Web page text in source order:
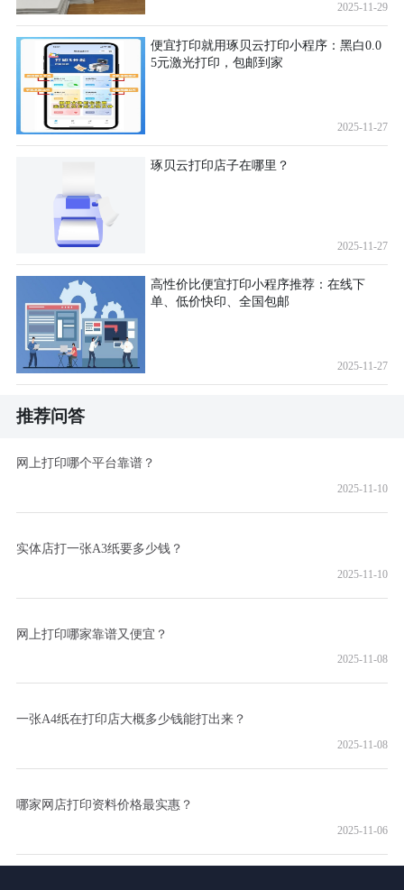
2025-11-29
便宜打印就用琢贝云打印小程序：黑白0.0
5元激光打印，包邮到家
2025-11-27
琢贝云打印店子在哪里？
2025-11-27
高性价比便宜打印小程序推荐：在线下
单、低价快印、全国包邮
2025-11-27
推荐问答
网上打印哪个平台靠谱？
2025-11-10
实体店打一张A3纸要多少钱？
2025-11-10
网上打印哪家靠谱又便宜？
2025-11-08
一张A4纸在打印店大概多少钱能打出来？
2025-11-08
哪家网店打印资料价格最实惠？
2025-11-06